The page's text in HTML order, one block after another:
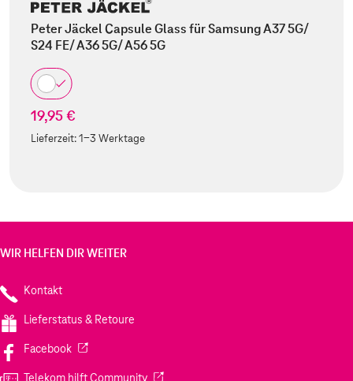
Peter Jäckel Capsule Glass für Samsung A37 5G/
S24 FE/ A36 5G/ A56 5G
19,95 €
Lieferzeit:1-3 Werktage
WIR HELFEN DIR WEITER
Kontakt
Lieferstatus & Retoure
Facebook(Wird in einem neuen Tab geöffnet)
Telekom hilft Community(Wird in einem neuen Tab geöffnet)